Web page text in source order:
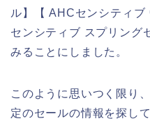
ル】【 AHCセンシティ
センシティブ スプリング
みることにしました。
このように思いつく限り
定のセールの情報を探し